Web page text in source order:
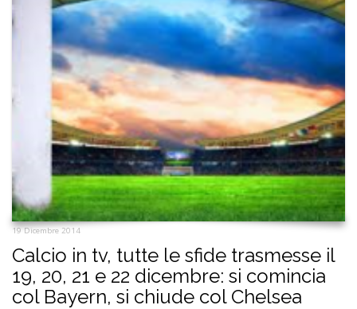
19 Dicembre 2014
Calcio in tv, tutte le sfide trasmesse il
19, 20, 21 e 22 dicembre: si comincia
col Bayern, si chiude col Chelsea